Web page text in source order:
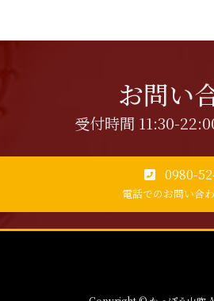
お問い
受付時間 11:30-
0980-
電話でのお問い合